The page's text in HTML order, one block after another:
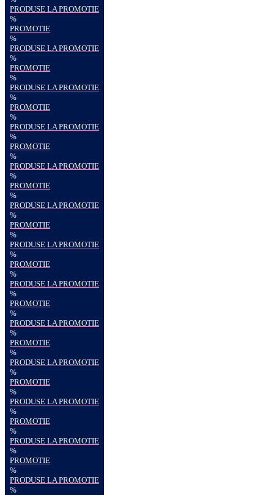
PRODUSE LA PROMOTIE
%
PROMOTIE
%
PRODUSE LA PROMOTIE
%
PROMOTIE
%
PRODUSE LA PROMOTIE
%
PROMOTIE
%
PRODUSE LA PROMOTIE
%
PROMOTIE
%
PRODUSE LA PROMOTIE
%
PROMOTIE
%
PRODUSE LA PROMOTIE
%
PROMOTIE
%
PRODUSE LA PROMOTIE
%
PROMOTIE
%
PRODUSE LA PROMOTIE
%
PROMOTIE
%
PRODUSE LA PROMOTIE
%
PROMOTIE
%
PRODUSE LA PROMOTIE
%
PROMOTIE
%
PRODUSE LA PROMOTIE
%
PROMOTIE
%
PRODUSE LA PROMOTIE
%
PROMOTIE
%
PRODUSE LA PROMOTIE
%